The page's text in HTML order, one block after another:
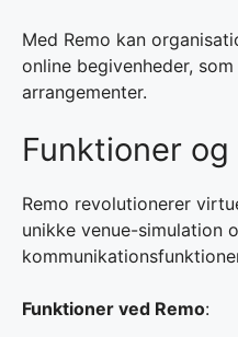
Med Remo kan
online begivenheder,
arrangementer.
Funktioner og
Remo revolutionerer
unikke venue-simulation
Funktioner ved Remo: